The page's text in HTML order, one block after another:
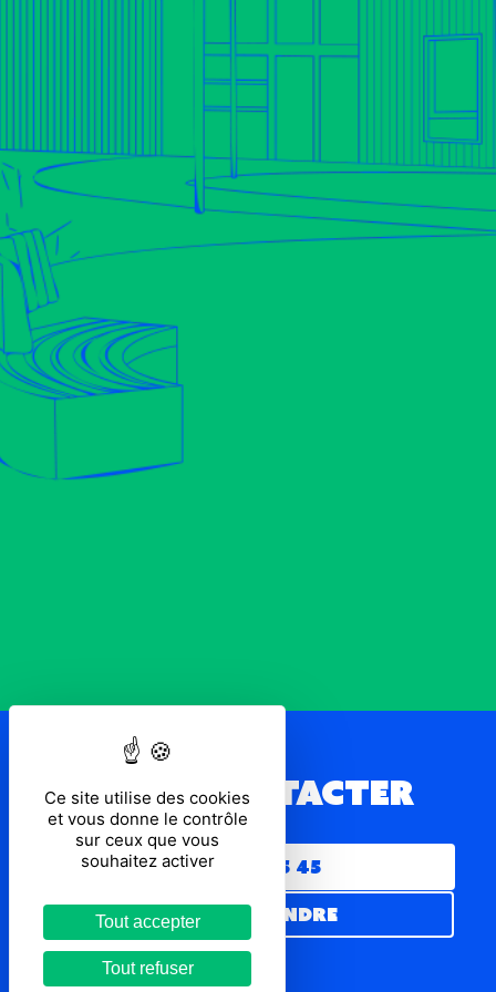
Nous contacter
02 38 14 45 45
Nous rejoindre
Ce site utilise des cookies
et vous donne le contrôle
sur ceux que vous
souhaitez activer
Tout accepter
Tout refuser